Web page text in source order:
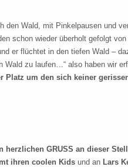
den Wald, mit Pinkelpausen und
schon wieder überholt gefolgt
er flüchtet in den tiefen Wald –
zu laufen…“ also haben wir
Platz um den sich keiner
herzlichen GRUSS an dieser
ihren coolen Kids und an Lars